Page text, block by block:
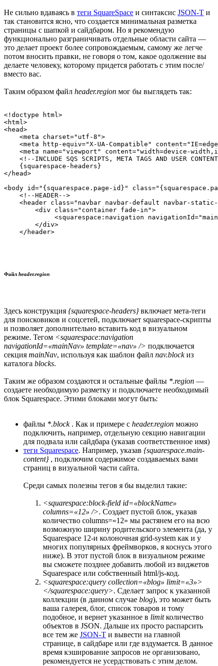
Не сильно вдаваясь в теги SquareSpace и синтаксис JSON-T и
так становится ясно, что создается минимальная разметка
страницы с шапкой и сайдбаром. Но я рекомендую
функционально разграничивать отдельные области сайта —
это делает проект более сопровождаемым, самому же легче
потом вносить правки, не говоря о том, какое одолжение вы
делаете человеку, которому придется работать с этим после/
вместо вас.
Таким образом файл header.region мог бы выглядеть так:
<!doctype html>
<html>
<head>
    <meta charset="utf-8">
<meta http-equiv="X-UA-Compatible"
<meta name="viewport" content="width=device-
<!--INCLUDE SQS SCRIPTS, META TAGS AND USER
    {squarespace-headers}
</head>
<body id="{squarespace.page-id}"
    <!--HEADER-->
<header class="navbar navbar-default navbar-
        <div class="container fade-in">
<squarespace:navigation
        </div>
Файл header.region
Здесь конструкция {squarespace-headers}включает мета-теги
для поисковиков и соцсетей, подключает squarespace-скрипты
и позволяет дополнительно вставить код в визуальном
режиме. Тегом <squarespace:navigation
navigationId=«mainNav» template=«nav» /> подключается
секция mainNav, используя как шаблон файл nav.blockиз
каталога blocks.
Таким же образом создаются и остальные файлы *.region —
создаете необходимую разметку и подключаете необходимый
блок Squarespace. Этими блоками могут быть:
файлы *.block . Как и примере с header.region можно
подключить, например, отдельную секцию навигации
для подвала или сайдбара (указав соответственное имя)
теги Squarespace. Например, указав {squarespace.main-
content} , подключим содержимое создаваемых вами
страниц в визуальной части сайта.
Среди самых полезны тегов я бы выделил такие:
<squarespace:block-field id=«blockName»
columns=«12» />. Создает пустой блок, указав
количество columns=«12» мы растянем его на всю
возможную ширину родительского элемента (да, у
Squarespace 12-и колоночная grid-system как и у
многих популярных фреймворков, я коснусь этого
ниже). В этот пустой блок в визуальном режиме
вы сможете позднее добавить любой из виджетов
Squarespace или собственный html/js-код.
<squarespace:query collection=«blog» limit=«3»>
</squarespace:query>. Сделает запрос к указанной
коллекции (в данном случае blog), это может быть
ваша галерея, блог, список товаров и тому
подобное, и вернет указанное в limitколичество
объектов в JSON. Дальше их просто распарсить
все тем же JSON-T и вывести на главной
странице, в сайдбаре или где вздумается. В данное
время кэширование запросов не организовано,
рекомендуется не усердствовать с этим делом.